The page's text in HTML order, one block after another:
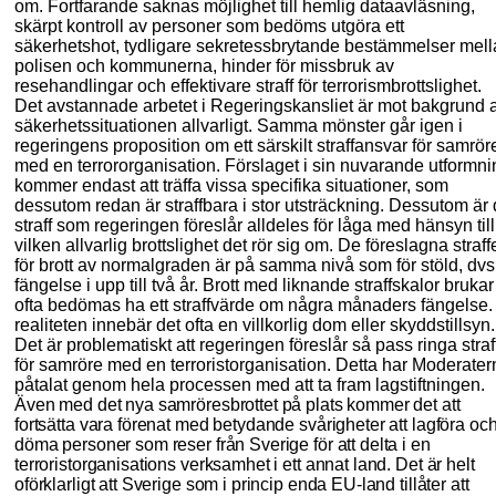
om. Fortfarande saknas möjlighet till hemlig dataavläsning,
skärpt kontroll av personer som bedöms utgöra ett
säkerhetshot, tydligare sekretessbrytande bestämmelser
polisen och kommunerna, hinder för missbruk av
resehandlingar och effektivare straff för terrorismbrottslighet.
Det avstannade arbetet i Regeringskansliet är mot bakgrund
säkerhetssituationen allvarligt. Samma mönster går igen i
regeringens proposition om ett särskilt straffansvar för
med en terrororganisation. Förslaget i sin nuvarande
kommer endast att träffa vissa specifika situationer, som
dessutom redan är straffbara i stor utsträckning. Dessutom är
straff som regeringen föreslår alldeles för låga med hänsyn till
vilken allvarlig brottslighet det rör sig om. De föreslagna
för brott av normalgraden är på samma nivå som för stöld, d
fängelse i upp till två år. Brott med liknande straffskalor brukar
ofta bedömas ha ett straffvärde om några månaders fängelse. I
realiteten innebär det ofta en villkorlig dom eller skyddstillsyn.
Det är problematiskt att regeringen föreslår så pass ringa
för samröre med en terroristorganisation. Detta har
påtalat genom hela processen med att ta fram lagstiftningen.
Även med det nya samröresbrottet på plats kommer det att
fortsätta vara förenat med betydande svårigheter att lagföra och
döma personer som reser från Sverige för att delta i en
terroristorganisations verksamhet i ett annat land. Det är helt
oförklarligt att Sverige som i princip enda EU-land tillåter att